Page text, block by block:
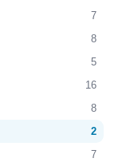
7
8
5
16
8
2
7